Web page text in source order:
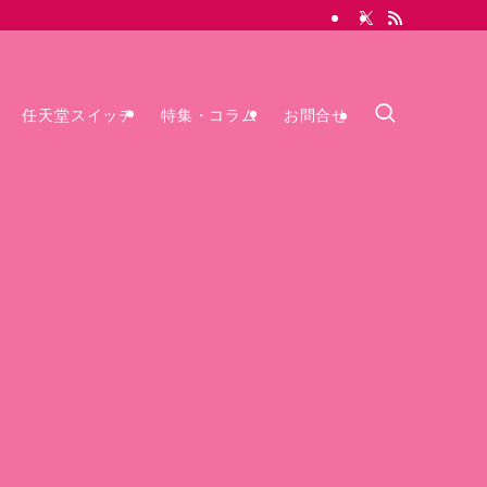
任天堂スイッチ 特集・コラム お問合せ